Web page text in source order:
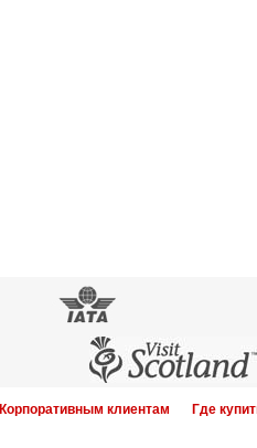
Корпоративным клиентам Где